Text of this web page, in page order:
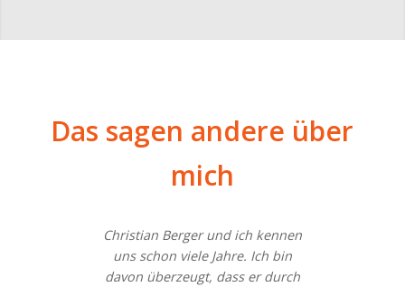
Das sagen andere über
mich
Christian Berger und ich kennen
uns schon viele Jahre. Ich bin
davon überzeugt, dass er durch